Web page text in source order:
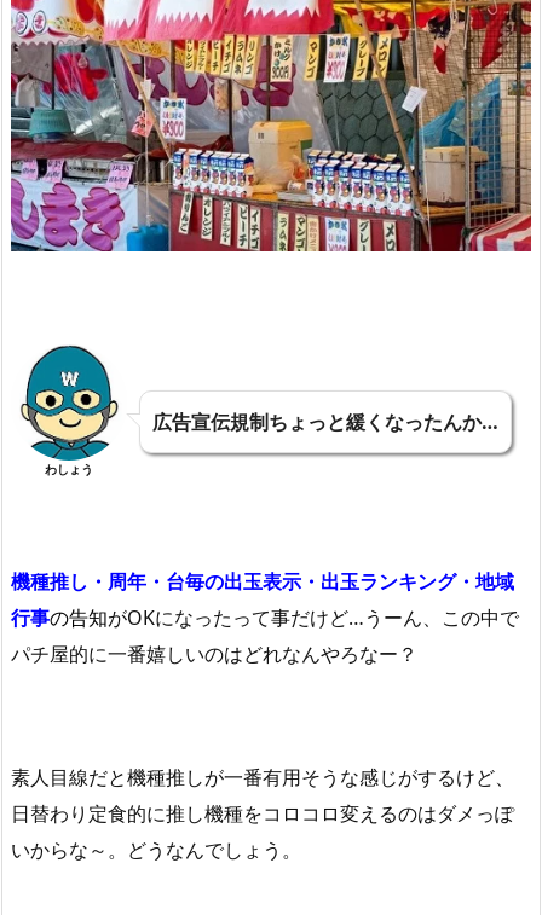
わしょう
広告宣伝規制ちょっと緩くなったんか…
機種推し・周年・台毎の出玉表示・出玉ランキング・地域
行事の告知がOKになったって事だけど…うーん、この中で
パチ屋的に一番嬉しいのはどれなんやろなー？
素人目線だと機種推しが一番有用そうな感じがするけど、
日替わり定食的に推し機種をコロコロ変えるのはダメっぽ
いからな～。どうなんでしょう。